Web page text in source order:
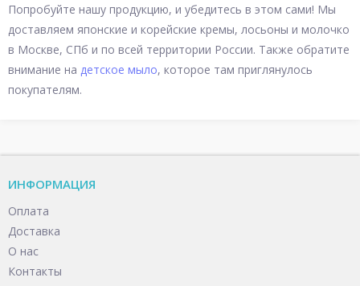
Попробуйте нашу продукцию, и убедитесь в этом сами! Мы
доставляем японские и корейские кремы, лосьоны и молочко
в Москве, СПб и по всей территории России. Также обратите
внимание на детское мыло, которое там приглянулось
покупателям.
ИНФОРМАЦИЯ
Оплата
Доставка
О нас
Контакты